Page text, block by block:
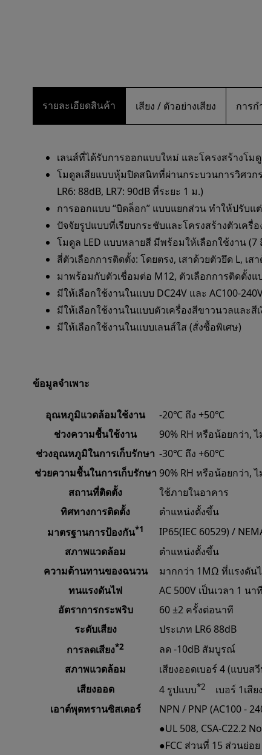
รายละเอียดสินค้า เสียง / ตัวอย่างเสียง การ
เลนส์ที่ได้รับการออกแบบใหม่ และโครงสร้างโ
โมดูลเสียแบบหุ้มปิดสนิทที่ผ่านกระบวนการวิศวก
LR6: 88dB, LR7: 90dB ที่ระยะ 1 ม.)
การออกแบบ “บิดล็อก” แบบแยกส่วน ทำให้ปรับแ
ปัจจัยรูปแบบที่เรียบกระชับและโครงสร้างตัวเค
โมดูล LED แบบหลายสี มีพร้อมให้เลือกใช้งาน (7
สี่ตัวเลือกการติดตั้ง: โดยตรง, เสาด้วยตัวยึด L,
มาพร้อมกับตัวเชื่อมต่อ M12, ตัวเลือกการติดตั้ง
มีให้เลือกใช้งานในแบบ DC24V และ AC100-
มีให้เลือกใช้งานในแบบตัวเครื่องสีขาวนวลและสี
มีให้เลือกใช้งานในแบบเลนส์ใส (สั่งซื้อพิเศษ)
ข้อมูลจำเพาะ
อุณหภูมิแวดล้อมใช้งาน
-20℃ ถึง +50℃
ช่วงความชื้นใช้งาน
90% RH หรือน้อยกว่า,
ช่วงอุณหภูมิในการเก็บรักษา -30℃ ถึง +60℃
ช่วยความชื้นในการเก็บรักษา 90% RH หรือน้อยกว่า,
สถานที่ติดตั้ง
ใช้ภายในอาคาร
ทิศทางการติดตั้ง
ตำแหน่งตั้งขึ้น
มาตรฐานการป้องกัน*1
IP65(IEC 60529) /
สภาพแวดล้อม
ตำแหน่งตั้งขึ้น
ความต้านทานของฉนวน
มากกว่า 1MΩ ที่แรงดัน
ทนแรงดันไฟ
AC 500V เป็นเวลา 1 น
อัตราการกระพริบ
60 ±2 ครั้งต่อนาที
ระดับเสียง
ประเภท LR688dB
การลดเสียง*2
ลด -10dB สัมบูรณ์
สภาพแวดล้อม
เสียงออดเบอร์ 4 (แบบ
เสียงออด
4 รูปแบบ*2 เบอร์ 1เสี
เอาต์พุตทรานซิสเตอร์
NPN / PNP (AC100 -
●UL 508, CSA-C22.2
●FCC ส่วนที่ 15 ส่วนย่อ